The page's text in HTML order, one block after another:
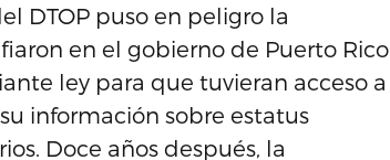
DTOP puso en peligro la
en el gobierno de Puerto Rico
ley para que tuvieran acceso a
información sobre estatus
Doce años después, la